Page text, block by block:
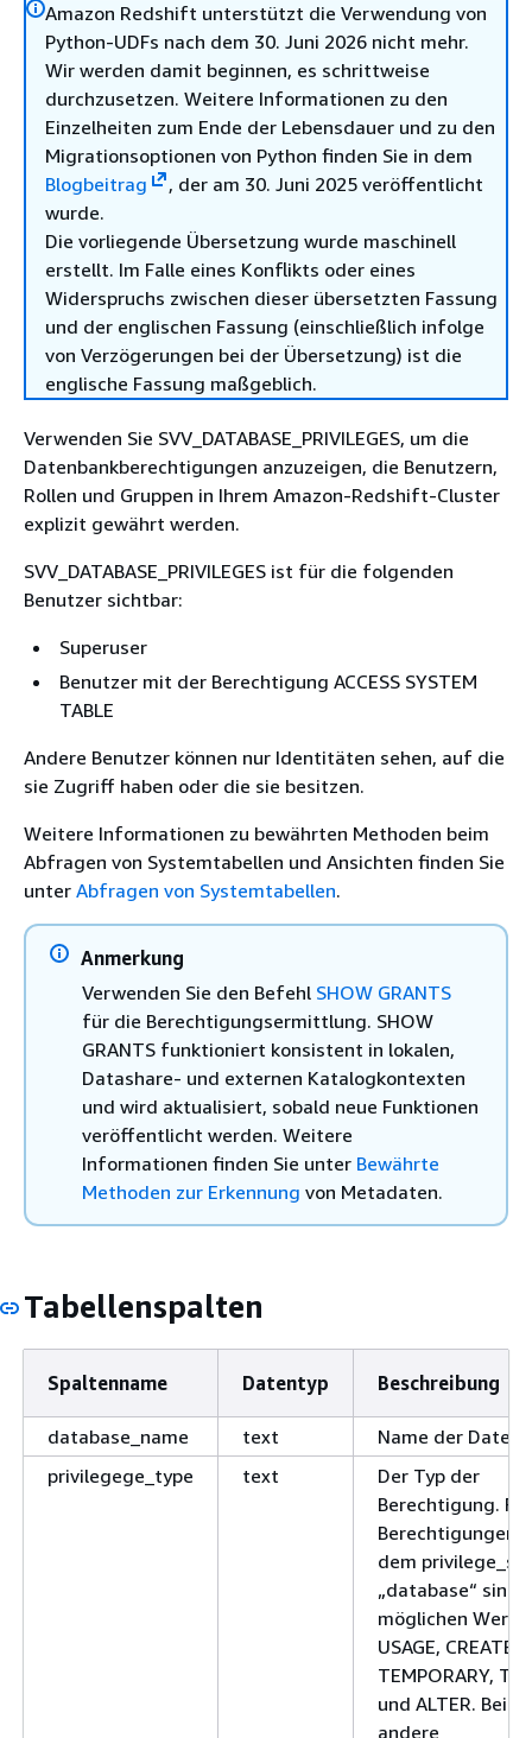
Amazon Redshift unterstützt die Verwendung von
Python-UDFs nach dem 30. Juni 2026 nicht mehr.
Wir werden damit beginnen, es schrittweise
durchzusetzen. Weitere Informationen zu den
Einzelheiten zum Ende der Lebensdauer und zu den
Migrationsoptionen von Python finden Sie in dem
Blogbeitrag
, der am 30. Juni 2025 veröffentlicht
wurde.
Die vorliegende Übersetzung wurde maschinell
erstellt. Im Falle eines Konflikts oder eines
Widerspruchs zwischen dieser übersetzten Fassung
und der englischen Fassung (einschließlich infolge
von Verzögerungen bei der Übersetzung) ist die
englische Fassung maßgeblich.
Verwenden Sie SVV_DATABASE_PRIVILEGES, um die
Datenbankberechtigungen anzuzeigen, die Benutzern,
Rollen und Gruppen in Ihrem Amazon-Redshift-Cluster
explizit gewährt werden.
SVV_DATABASE_PRIVILEGES ist für die folgenden
Benutzer sichtbar:
Superuser
Benutzer mit der Berechtigung ACCESS SYSTEM
TABLE
Andere Benutzer können nur Identitäten sehen, auf die
sie Zugriff haben oder die sie besitzen.
Weitere Informationen zu bewährten Methoden beim
Abfragen von Systemtabellen und Ansichten finden Sie
unter Abfragen von Systemtabellen.
Anmerkung
Verwenden Sie den Befehl SHOW GRANTS
für die Berechtigungsermittlung. SHOW
GRANTS funktioniert konsistent in lokalen,
Datashare- und externen Katalogkontexten
und wird aktualisiert, sobald neue Funktionen
veröffentlicht werden. Weitere
Informationen finden Sie unter Bewährte
Methoden zur Erkennung von Metadaten.
Tabellenspalten
Spaltenname Datentyp Beschreibung
database_name text
Name der
privilegege_type
text
Der Typ der
Berechtigung. Für
Berechtigungen
dem
„database“ sind
möglichen Werte
USAGE, CREATE,
TEMPORARY,
und ALTER. Bei
andere